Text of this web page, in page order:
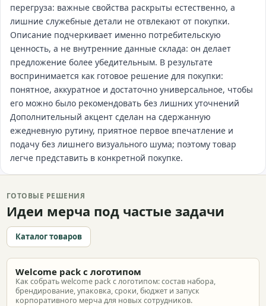
перегруза: важные свойства раскрыты естественно, а
лишние служебные детали не отвлекают от покупки.
Описание подчеркивает именно потребительскую
ценность, а не внутренние данные склада: он делает
предложение более убедительным. В результате
воспринимается как готовое решение для покупки:
понятное, аккуратное и достаточно универсальное, чтобы
его можно было рекомендовать без лишних уточнений
Дополнительный акцент сделан на сдержанную
ежедневную рутину, приятное первое впечатление и
подачу без лишнего визуального шума; поэтому товар
легче представить в конкретной покупке.
ГОТОВЫЕ РЕШЕНИЯ
Идеи мерча под частые задачи
Каталог товаров
Welcome pack с логотипом
Как собрать welcome pack с логотипом: состав набора,
брендирование, упаковка, сроки, бюджет и запуск
корпоративного мерча для новых сотрудников.